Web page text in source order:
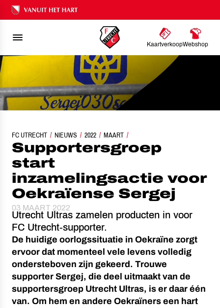
Ons nalatenschap
KaartverkoopWebshop
FC UTRECHT NIEUWS 2022 MAART
SUPPORTERSGROEP START INZAMELINGSACTIE VOOR OEKRAÏENSE
Supportersgroep
start
inzamelingsactie voor
Oekraïense Sergej
03 MAART 2022
Utrecht Ultras zamelen producten in voor
FC Utrecht-supporter.
De huidige oorlogssituatie in Oekraïne zorgt
ervoor dat momenteel vele levens volledig
ondersteboven zijn gekeerd. Trouwe
supporter Sergej, die deel uitmaakt van de
supportersgroep Utrecht Ultras, is er daar één
van. Om hem en andere Oekraïners een hart